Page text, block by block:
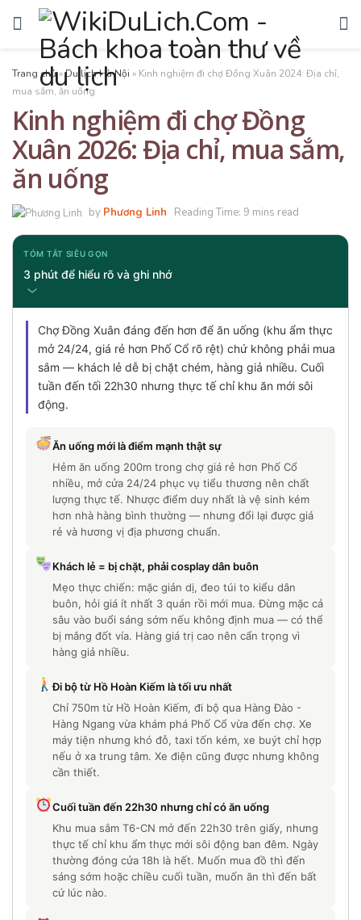
Trang chủ»Du lịch Hà Nội » Kinh nghiệm đi chợ Đồng Xuân 2024: Địa chỉ,
mua sắm, ăn uống
Kinh nghiệm đi chợ Đồng
Xuân 2026: Địa chỉ, mua sắm,
ăn uống
by Phương Linh Reading Time: 9 mins read
TÓM TẮT SIÊU GỌN
3 phút để hiểu rõ và ghi nhớ
Chợ Đồng Xuân đáng đến hơn để ăn uống (khu ẩm thực
mở 24/24, giá rẻ hơn Phố Cổ rõ rệt) chứ không phải mua
sắm — khách lẻ dễ bị chặt chém, hàng giả nhiều. Cuối
tuần đến tối 22h30 nhưng thực tế chỉ khu ăn mới sôi
động.
Ăn uống mới là điểm mạnh thật sự
Hẻm ăn uống 200m trong chợ giá rẻ hơn Phố Cổ
nhiều, mở cửa 24/24 phục vụ tiểu thương nên chất
lượng thực tế. Nhược điểm duy nhất là vệ sinh kém
hơn nhà hàng bình thường — nhưng đổi lại được giá
rẻ và hương vị địa phương chuẩn.
Khách lẻ = bị chặt, phải cosplay dân buôn
Mẹo thực chiến: mặc giản dị, đeo túi to kiểu dân
buôn, hỏi giá ít nhất 3 quán rồi mới mua. Đừng mặc cả
sâu vào buổi sáng sớm nếu không định mua — có thể
bị mắng đốt vía. Hàng giá trị cao nên cẩn trọng vì
hàng giả nhiều.
Đi bộ từ Hồ Hoàn Kiếm là tối ưu nhất
Chỉ 750m từ Hồ Hoàn Kiếm, đi bộ qua Hàng Đào -
Hàng Ngang vừa khám phá Phố Cổ vừa đến chợ. Xe
máy tiện nhưng khó đỗ, taxi tốn kém, xe buýt chỉ hợp
nếu ở xa trung tâm. Xe điện cũng được nhưng không
cần thiết.
Cuối tuần đến 22h30 nhưng chỉ có ăn uống
Khu mua sắm T6-CN mở đến 22h30 trên giấy, nhưng
thực tế chỉ khu ẩm thực mới sôi động ban đêm. Ngày
thường đóng cửa 18h là hết. Muốn mua đồ thì đến
sáng sớm hoặc chiều cuối tuần, muốn ăn thì đến bất
cứ lúc nào.